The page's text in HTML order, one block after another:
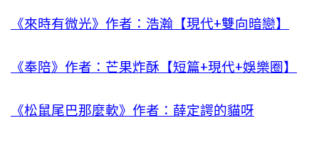
《來時有微光》作者：浩瀚【現代+雙向暗戀】
《奉陪》作者：芒果炸酥【短篇+現代+娛樂圈】
《松鼠尾巴那麼軟》作者：薛定諤的貓呀